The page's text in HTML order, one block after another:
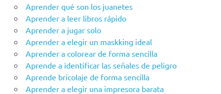
Aprender qué son los juanetes
Aprender a leer libros rápido
Aprender a jugar solo
Aprender a elegir un maskking ideal
Aprender a colorear de forma sencilla
Aprende a identificar las señales de peligro
Aprende bricolaje de forma sencilla
Aprender a elegir una impresora barata